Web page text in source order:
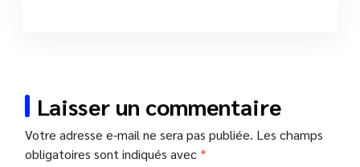
Laisser un commentaire
Votre adresse e-mail ne sera pas publiée. Les champs
obligatoires sont indiqués avec *